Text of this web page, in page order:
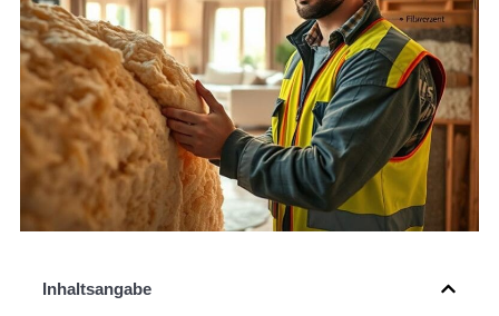
Inhaltsangabe